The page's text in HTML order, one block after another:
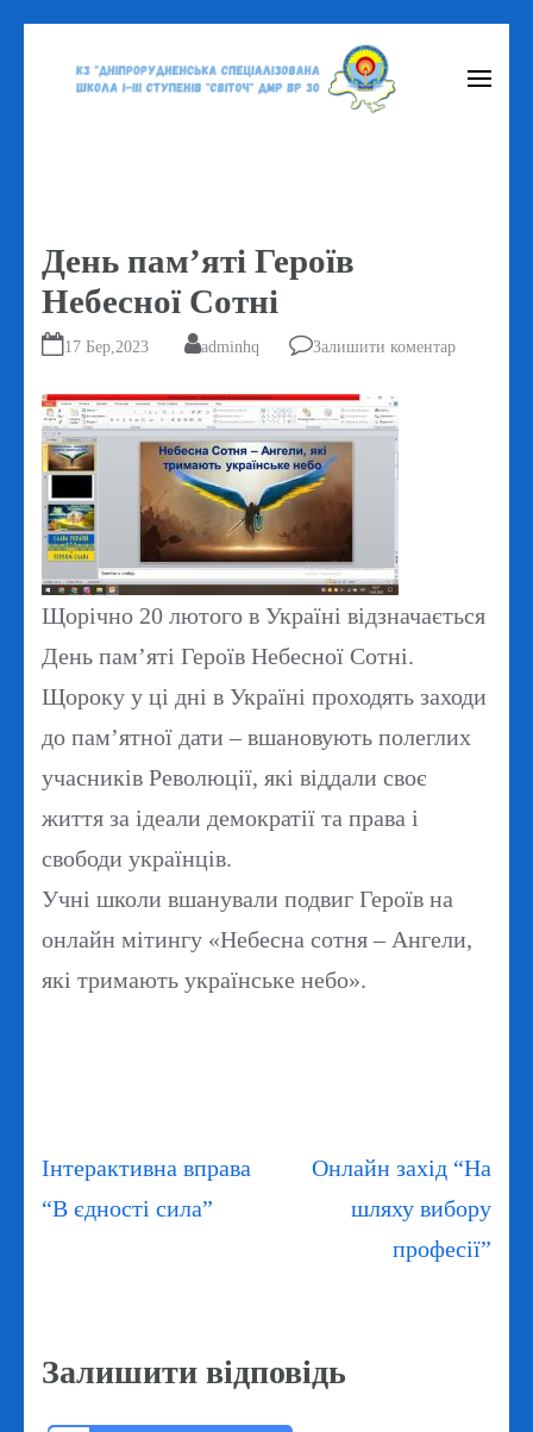
День пам’яті Героїв
Небесної Сотні
17 Бер,2023 adminhq Залишити коментар
Щорічно 20 лютого в Україні відзначається
День пам’яті Героїв Небесної Сотні.
Щороку у ці дні в Україні проходять заходи
до пам’ятної дати – вшановують полеглих
учасників Революції, які віддали своє
життя за ідеали демократії та права і
свободи українців.
Учні школи вшанували подвиг Героїв на
онлайн мітингу «Небесна сотня – Ангели,
які тримають українське небо».
Навігація
записів
Інтерактивна вправа
“В єдності сила”
Онлайн захід “На
шляху вибору
професії”
Залишити відповідь